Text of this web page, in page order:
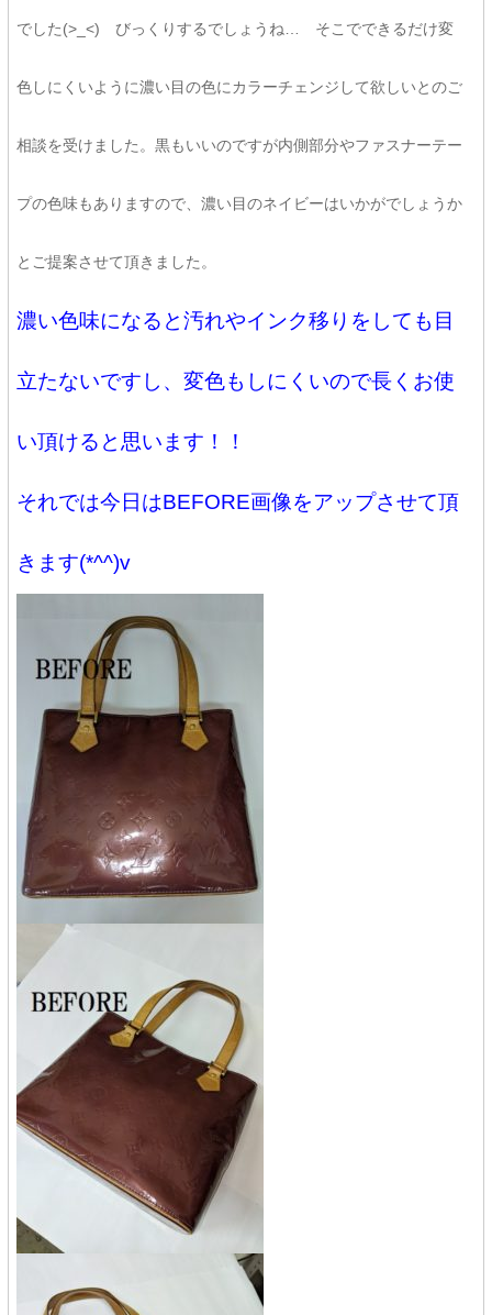
でした(>_<) びっくりするでしょうね… そこでできるだけ変
色しにくいように濃い目の色にカラーチェンジして欲しいとのご
相談を受けました。黒もいいのですが内側部分やファスナーテー
プの色味もありますので、濃い目のネイビーはいかがでしょうか
とご提案させて頂きました。
濃い色味になると汚れやインク移りをしても目
立たないですし、変色もしにくいので長くお使
い頂けると思います！！
それでは今日はBEFORE画像をアップさせて頂
きます(*^^)v